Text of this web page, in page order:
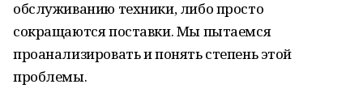
обслуживанию техники, либо просто
сокращаются поставки. Мы пытаемся
проанализировать и понять степень этой
проблемы.